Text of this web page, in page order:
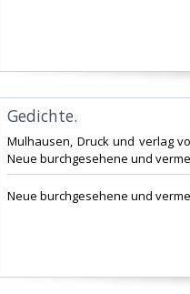
‎Gedichte. ‎
‎Mulhausen, Druck und verlag
Neue burchgesehene und
‎Neue burchgesehene und